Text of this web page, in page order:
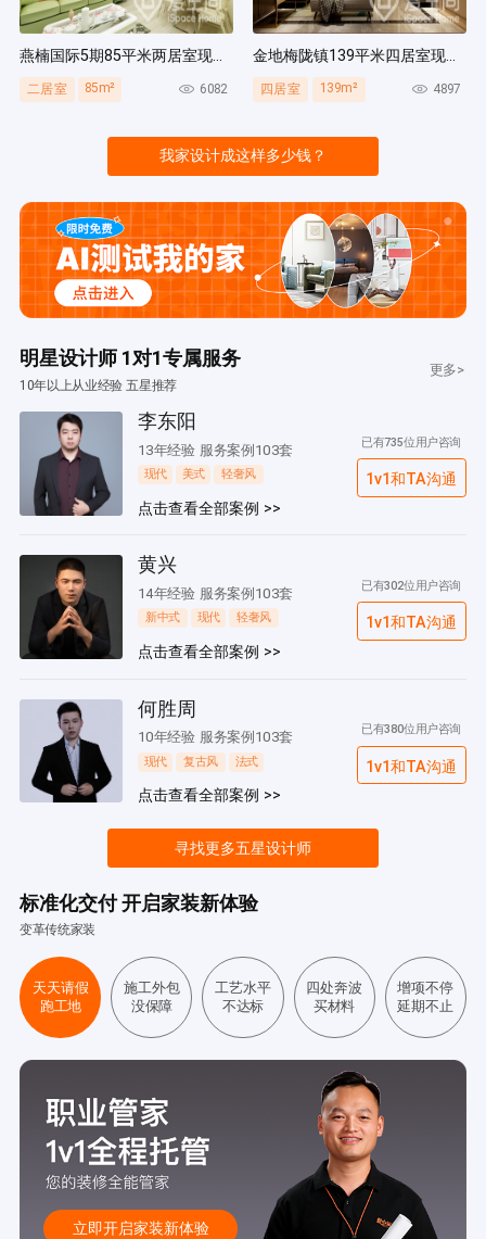
燕楠国际5期85平米两居室现代简约风装修案例
二居室 85m² 6082
金地梅陇镇139平米四居室现代简约风装修案例
四居室 139m² 4897
我家设计成这样多少钱？
明星设计师 1对1专属服务
10年以上从业经验 五星推荐
更多>
李东阳
13年经验 服务案例103套
现代 美式 轻奢风
点击查看全部案例 >>
已有735位用户咨询
1v1和TA沟通
黄兴
14年经验 服务案例103套
新中式 现代 轻奢风
点击查看全部案例 >>
已有302位用户咨询
1v1和TA沟通
何胜周
10年经验 服务案例103套
现代 复古风 法式
点击查看全部案例 >>
已有380位用户咨询
1v1和TA沟通
寻找更多五星设计师
标准化交付 开启家装新体验
变革传统家装
天天请假
跑工地
施工外包
没保障
工艺水平
不达标
四处奔波
买材料
增项不停
延期不止
立即开启家装新体验